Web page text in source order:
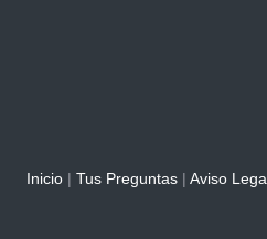
Inicio Tus Preguntas Aviso Legal